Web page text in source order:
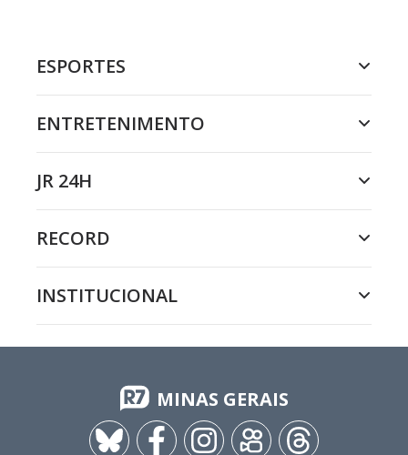
ESPORTES
ENTRETENIMENTO
JR 24H
RECORD
INSTITUCIONAL
MINAS GERAIS